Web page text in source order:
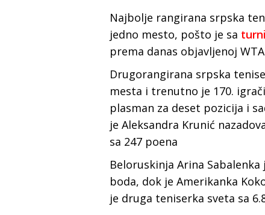
Najbolje rangirana srpska
jedno mesto, pošto je sa
prema danas objavljenoj
Drugorangirana srpska
mesta i trenutno je 170.
plasman za deset pozicija i
je Aleksandra Krunić
sa 247 poena
Beloruskinja Arina
boda, dok je Amerikanka
je druga teniserka sveta sa